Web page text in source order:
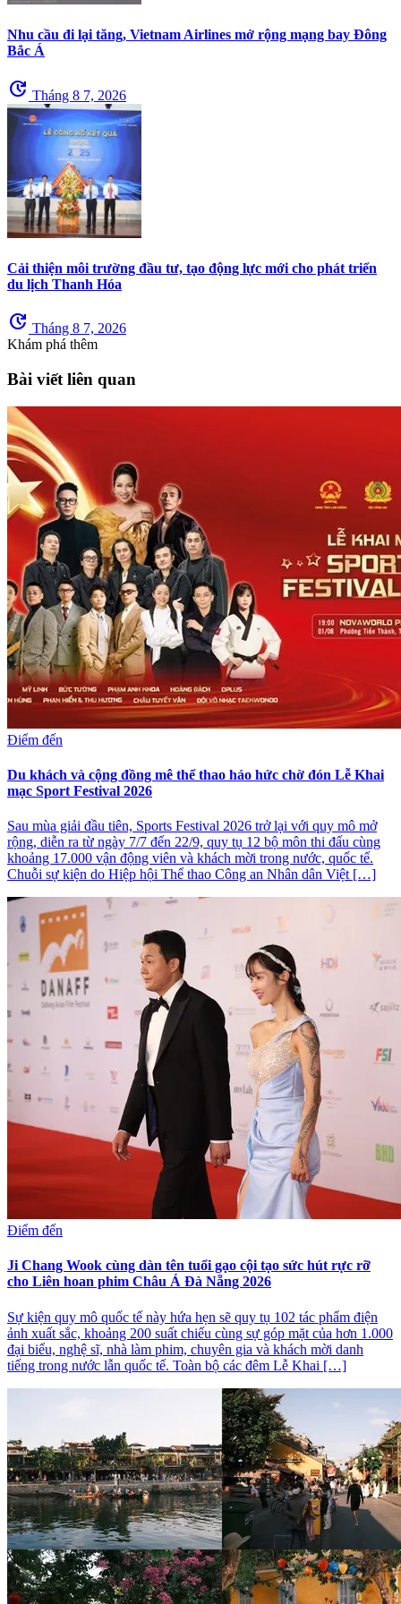
Nhu cầu đi lại tăng, Vietnam Airlines mở rộng mạng bay Đông
Bắc Á
update Tháng 8 7, 2026
Cải thiện môi trường đầu tư, tạo động lực mới cho phát triển
du lịch Thanh Hóa
update Tháng 8 7, 2026
Khám phá thêm
Bài viết liên quan
Điểm đến
Du khách và cộng đồng mê thể thao háo hức chờ đón Lễ Khai
mạc Sport Festival 2026
Sau mùa giải đầu tiên, Sports Festival 2026 trở lại với quy mô mở
rộng, diễn ra từ ngày 7/7 đến 22/9, quy tụ 12 bộ môn thi đấu cùng
khoảng 17.000 vận động viên và khách mời trong nước, quốc tế.
Chuỗi sự kiện do Hiệp hội Thể thao Công an Nhân dân Việt […]
Điểm đến
Ji Chang Wook cùng dàn tên tuổi gạo cội tạo sức hút rực rỡ
cho Liên hoan phim Châu Á Đà Nẵng 2026
Sự kiện quy mô quốc tế này hứa hẹn sẽ quy tụ 102 tác phẩm điện
ảnh xuất sắc, khoảng 200 suất chiếu cùng sự góp mặt của hơn 1.000
đại biểu, nghệ sĩ, nhà làm phim, chuyên gia và khách mời danh
tiếng trong nước lẫn quốc tế. Toàn bộ các đêm Lễ Khai […]